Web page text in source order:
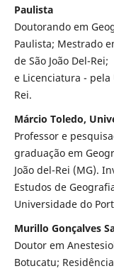
Paulista
Doutorando em
Paulista; Mestrado
de São João Del-
e Licenciatura - pela
Rei.
Márcio Toledo,
Professor e
graduação em
João del-Rei (MG).
Estudos de
Universidade do
Murillo Gonçalves
Doutor em
Botucatu;